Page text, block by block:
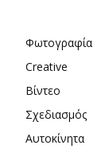
Φωτογραφία
Creative
Βίντεο
Σχεδιασμός
Αυτοκίνητα